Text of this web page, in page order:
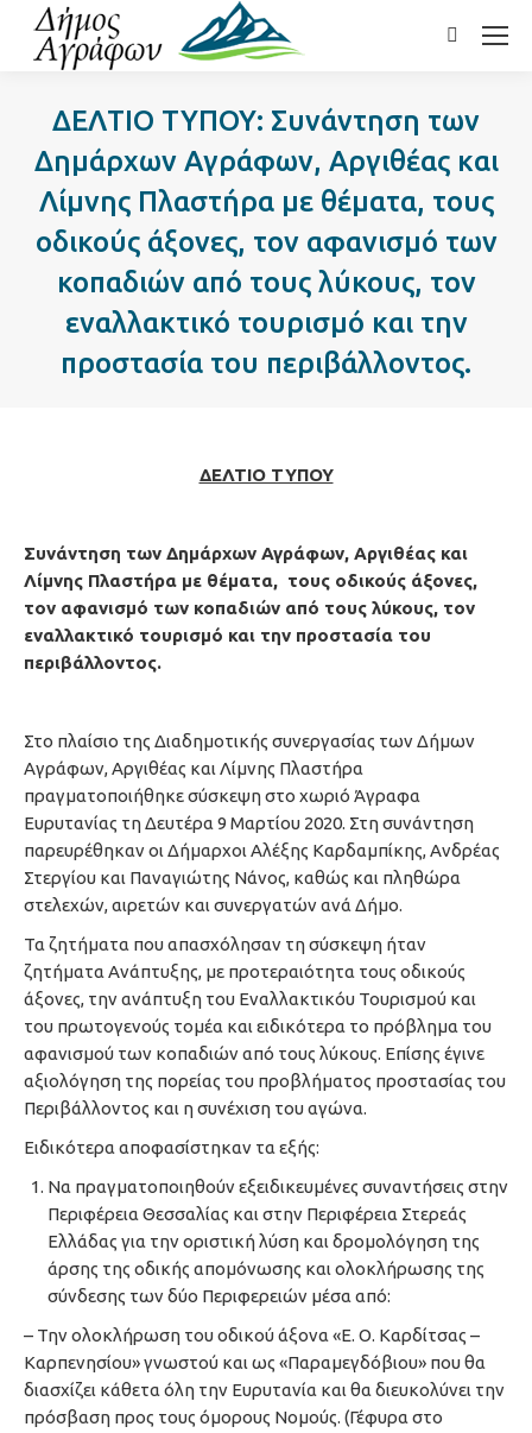
Search:
ΔΕΛΤΙΟ ΤΥΠΟΥ: Συνάντηση των
Δημάρχων Αγράφων, Αργιθέας και
Λίμνης Πλαστήρα με θέματα, τους
οδικούς άξονες, τον αφανισμό των
κοπαδιών από τους λύκους, τον
εναλλακτικό τουρισμό και την
προστασία του περιβάλλοντος.
ΔΕΛΤΙΟ ΤΥΠΟΥ
Συνάντηση των Δημάρχων Αγράφων, Αργιθέας και
Λίμνης Πλαστήρα με θέματα, τους οδικούς άξονες,
τον αφανισμό των κοπαδιών από τους λύκους, τον
εναλλακτικό τουρισμό και την προστασία του
περιβάλλοντος.
Στο πλαίσιο της Διαδημοτικής συνεργασίας των Δήμων
Αγράφων, Αργιθέας και Λίμνης Πλαστήρα
πραγματοποιήθηκε σύσκεψη στο χωριό Άγραφα
Ευρυτανίας τη Δευτέρα 9 Μαρτίου 2020. Στη συνάντηση
παρευρέθηκαν οι Δήμαρχοι Αλέξης Καρδαμπίκης, Ανδρέας
Στεργίου και Παναγιώτης Νάνος, καθώς και πληθώρα
στελεχών, αιρετών και συνεργατών ανά Δήμο.
Τα ζητήματα που απασχόλησαν τη σύσκεψη ήταν
ζητήματα Ανάπτυξης, με προτεραιότητα τους οδικούς
άξονες, την ανάπτυξη του Εναλλακτικόυ Τουρισμού και
του πρωτογενούς τομέα και ειδικότερα το πρόβλημα του
αφανισμού των κοπαδιών από τους λύκους. Επίσης έγινε
αξιολόγηση της πορείας του προβλήματος προστασίας του
Περιβάλλοντος και η συνέχιση του αγώνα.
Ειδικότερα αποφασίστηκαν τα εξής:
Να πραγματοποιηθούν εξειδικευμένες συναντήσεις στην
Περιφέρεια Θεσσαλίας και στην Περιφέρεια Στερεάς
Ελλάδας για την οριστική λύση και δρομολόγηση της
άρσης της οδικής απομόνωσης και ολοκλήρωσης της
σύνδεσης των δύο Περιφερειών μέσα από:
– Την ολοκλήρωση του οδικού άξονα «Ε. Ο. Καρδίτσας –
Καρπενησίου» γνωστού και ως «Παραμεγδόβιου» που θα
διασχίζει κάθετα όλη την Ευρυτανία και θα διευκολύνει την
πρόσβαση προς τους όμορους Νομούς. (Γέφυρα στο